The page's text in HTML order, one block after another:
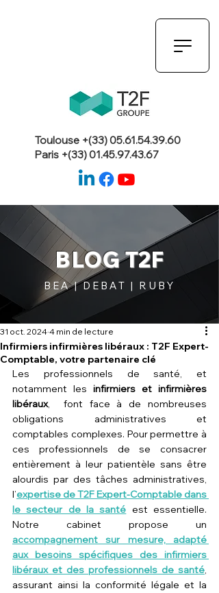
Toulouse +(33)05.61.54.39.60
Paris +(33)01.45.97.43.67
BLOG T2F
BEA | DEBAT | RUBY
Infirmiers infirmières libéraux : T2F Expert-
Comptable, votre partenaire clé
31 oct. 2024 4 min de lecture
Les professionnels de santé, et
notamment les infirmiers et infirmières
libéraux,  font face à de nombreuses
obligations administratives et
comptables complexes. Pour permettre à
ces professionnels de se consacrer
entièrement à leur patientèle sans être
alourdis par des tâches administratives,
l’expertise de T2F Expert-Comptable dans
le secteur de la santé est essentielle.
accompagnement sur mesure, adapté
aux besoins spécifiques des infirmiers
libéraux et des professionnels de santé,
assurant ainsi la conformité légale et la